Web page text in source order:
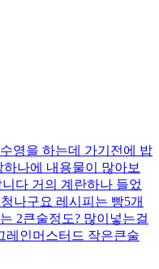
영을 하는데 가기전에 밥
나에 내용물이 많아보
다 거의 계란하나 들었
나구요 레시피는 빵5개
2큰술정도? 많이넣는걸
레인머스터드 작은큰술